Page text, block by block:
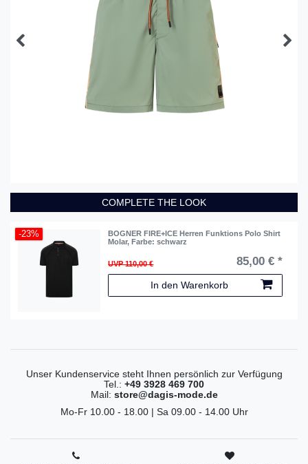
COMPLETE THE LOOK
-23%
BOGNER FIRE+ICE Herren Funktions Polo Shirt
Molar, Farbe: schwarz
UVP 110,00 € 85,00 € *
In den Warenkorb
Unser Kundenservice steht Ihnen persönlich zur Verfügung
Tel.: +49 3928 469 700
Mail: store@dagis-mode.de
Mo-Fr 10.00 - 18.00 | Sa 09.00 - 14.00 Uhr